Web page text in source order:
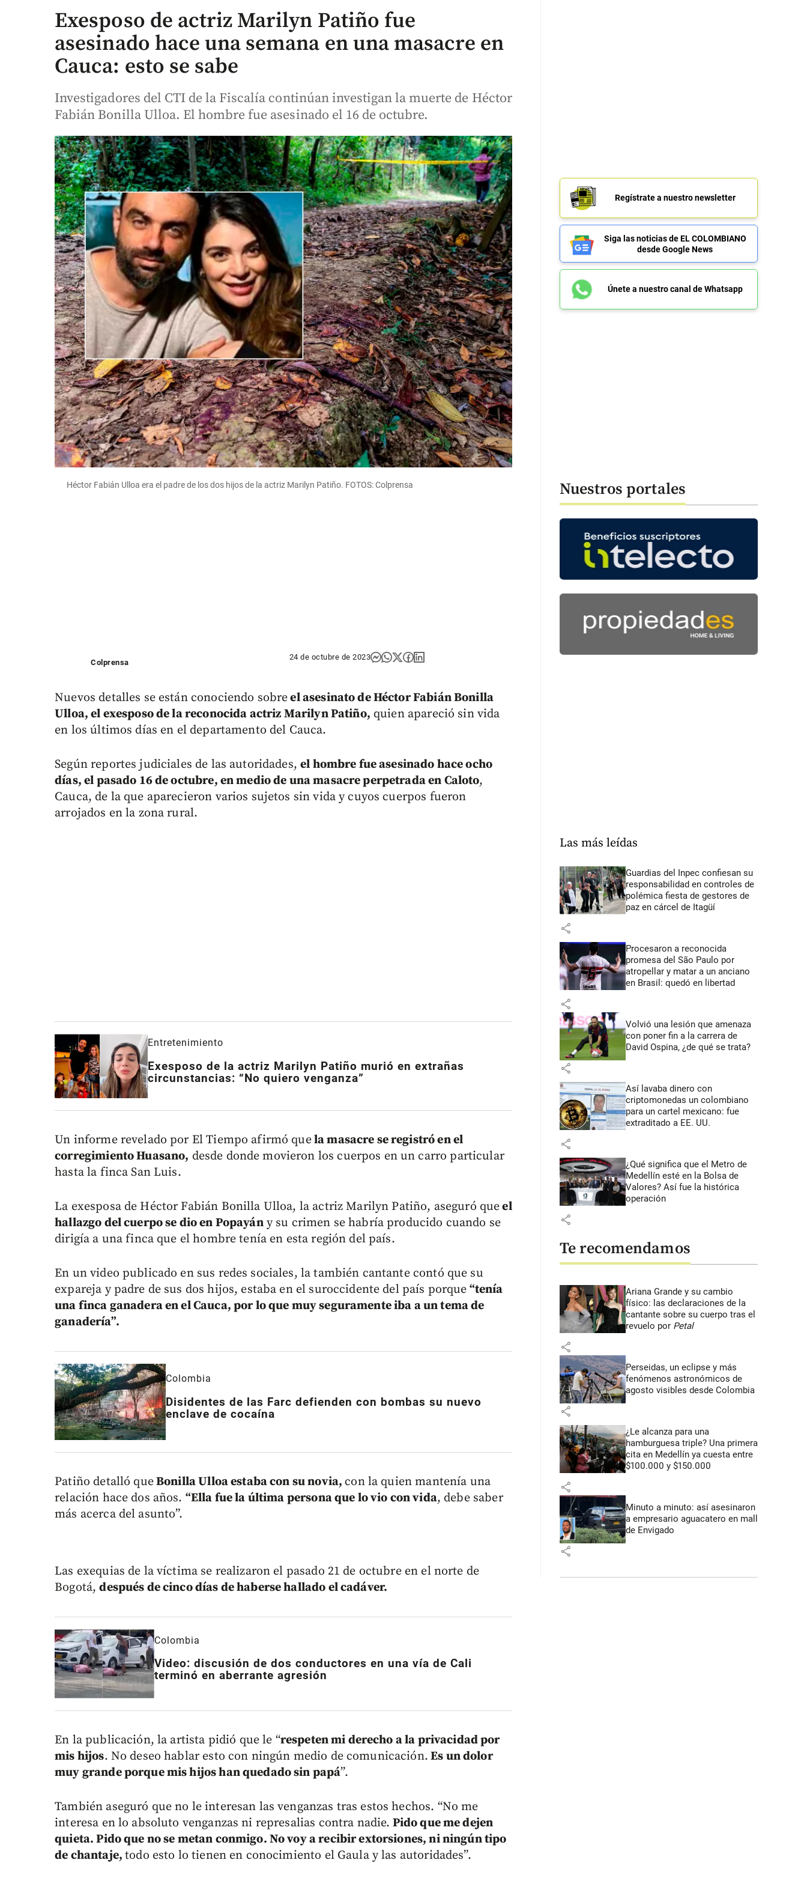
Exesposo de actriz Marilyn Patiño fue
asesinado hace una semana en una masacre en
Cauca: esto se sabe
Investigadores del CTI de la Fiscalía continúan investigan la muerte de Héctor
Fabián Bonilla Ulloa. El hombre fue asesinado el 16 de octubre.
Héctor Fabián Ulloa era el padre de los dos hijos de la actriz Marilyn Patiño. FOTOS: Colprensa
Colprensa
24 de octubre de 2023
Nuevos detalles se están conociendo sobreel asesinato de Héctor Fabián Bonilla
Ulloa, el exesposo de la reconocida actriz Marilyn Patiño, quien apareció sin vida
en los últimos días en el departamento del Cauca.
Según reportes judiciales de las autoridades,el hombre fue asesinado hace ocho
días, el pasado 16 de octubre, en medio de una masacre perpetrada en Caloto,
Cauca, de la que aparecieron varios sujetos sin vida y cuyos cuerpos fueron
arrojados en la zona rural.
Entretenimiento
Exesposo de la actriz Marilyn Patiño murió en extrañas
circunstancias: “No quiero venganza”
Un informe revelado por El Tiempo afirmó quela masacre se registró en el
corregimiento Huasano, desde donde movieron los cuerpos en un carro particular
hasta la finca San Luis.
La exesposa de Héctor Fabián Bonilla Ulloa, la actriz Marilyn Patiño, aseguró queel
hallazgo del cuerpo se dio en Popayány su crimen se habría producido cuando se
dirigía a una finca que el hombre tenía en esta región del país.
En un video publicado en sus redes sociales, la también cantante contó que su
expareja y padre de sus dos hijos, estaba en el suroccidente del país porque “tenía
una finca ganadera en el Cauca, por lo que muy seguramente iba a un tema de
ganadería”.
Colombia
Disidentes de las Farc defienden con bombas su nuevo
enclave de cocaína
Patiño detalló queBonilla Ulloa estaba con su novia,con la quien mantenía una
relación hace dos años. “Ella fue la última persona que lo vio con vida, debe saber
más acerca del asunto”.
Las exequias de la víctima se realizaron el pasado 21 de octubre en el norte de
Bogotá,después de cinco días de haberse hallado el cadáver.
Colombia
Video: discusión de dos conductores en una vía de Cali
terminó en aberrante agresión
En la publicación, la artista pidió que le “respeten mi derecho a la privacidad por
mis hijos. No deseo hablar esto con ningún medio de comunicación. Es un dolor
muy grande porque mis hijos han quedado sin papá”.
También aseguró que no le interesan las venganzas tras estos hechos. “No me
interesa en lo absoluto venganzas ni represalias contra nadie. Pido que me dejen
quieta. Pido que no se metan conmigo. No voy a recibir extorsiones, ni ningún tipo
de chantaje,todo esto lo tienen en conocimiento el Gaula y las autoridades”.
Regístrate a nuestro newsletter
Siga las noticias de EL COLOMBIANO
desde Google News
Únete a nuestro canal de Whatsapp
Nuestros portales
Las más leídas
Guardias del Inpec confiesan su
responsabilidad en controles de
polémica fiesta de gestores de
paz en cárcel de Itagüí
share
Procesaron a reconocida
promesa del São Paulo por
atropellar y matar a un anciano
en Brasil: quedó en libertad
share
Volvió una lesión que amenaza
con poner fin a la carrera de
David Ospina, ¿de qué se trata?
share
Así lavaba dinero con
criptomonedas un colombiano
para un cartel mexicano: fue
extraditado a EE. UU.
share
¿Qué significa que el Metro de
Medellín esté en la Bolsa de
Valores? Así fue la histórica
operación
share
Te recomendamos
Ariana Grande y su cambio
físico: las declaraciones de la
cantante sobre su cuerpo tras el
revuelo por Petal
share
Perseidas, un eclipse y más
fenómenos astronómicos de
agosto visibles desde Colombia
share
¿Le alcanza para una
hamburguesa triple? Una primera
cita en Medellín ya cuesta entre
$100.000 y $150.000
share
Minuto a minuto: así asesinaron
a empresario aguacatero en mall
de Envigado
share